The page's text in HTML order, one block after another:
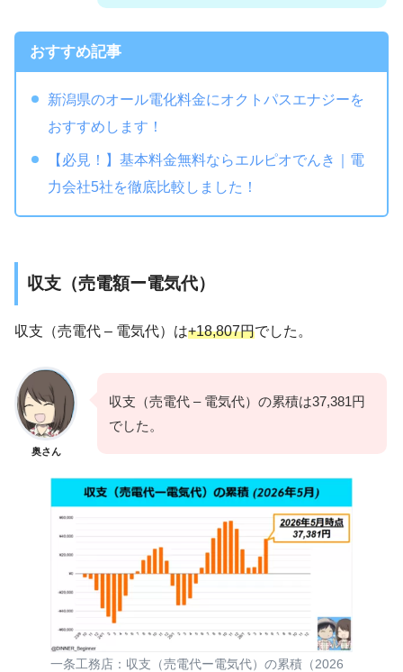
おすすめ記事
新潟県のオール電化料金にオクトパスエナジーを
おすすめします！
【必見！】基本料金無料ならエルピオでんき｜電
力会社5社を徹底比較しました！
収支（売電額ー電気代）
収支（売電代 – 電気代）は+18,807円でした。
奥さん
収支（売電代 – 電気代）の累積は37,381円
でした。
一条工務店：収支（売電代ー電気代）の累積（2026